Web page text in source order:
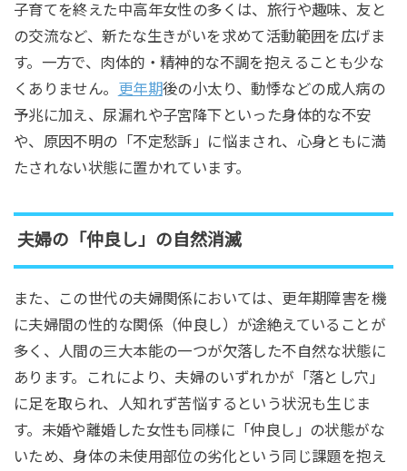
子育てを終えた中高年女性の多くは、旅行や趣味、友と
の交流など、新たな生きがいを求めて活動範囲を広げま
す。一方で、肉体的・精神的な不調を抱えることも少な
くありません。 更年期後の小太り、動悸などの成人病の
予兆に加え、尿漏れや子宮降下といった身体的な不安
や、原因不明の「不定愁訴」に悩まされ、心身ともに満
たされない状態に置かれています。
夫婦の「仲良し」の自然消滅
また、この世代の夫婦関係においては、更年期障害を機
に夫婦間の性的な関係（仲良し）が途絶えていることが
多く、人間の三大本能の一つが欠落した不自然な状態に
あります。これにより、夫婦のいずれかが「落とし穴」
に足を取られ、人知れず苦悩するという状況も生じま
す。未婚や離婚した女性も同様に「仲良し」の状態がな
いため、身体の未使用部位の劣化という同じ課題を抱え